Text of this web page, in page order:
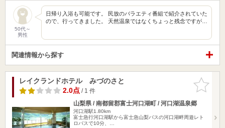
50代～
男性
日帰り入浴も可能です。 民放のバラエティ番組で紹介されていた
ので、行ってきました。 天然温泉ではなくちょっと残念ですが…
関連情報から探す
お気に入
りに追加
レイクランドホテル みづのさと
2.0点/ 1 件
山梨県 / 南都留郡富士河口湖町 / 河口湖温泉郷
河口湖駅1.80km
富士急行河口湖駅から富士急山梨バスの河口湖畔周遊レト
ロバスで10分、…